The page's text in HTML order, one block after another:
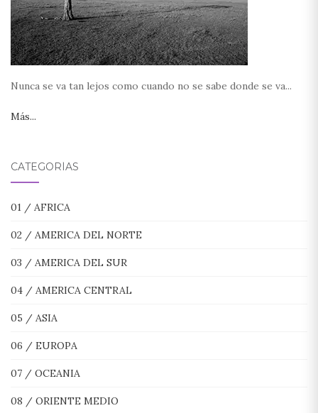
Nunca se va tan lejos como cuando no se sabe donde se va...
Más...
CATEGORÍAS
01 / AFRICA
02 / AMERICA DEL NORTE
03 / AMERICA DEL SUR
04 / AMERICA CENTRAL
05 / ASIA
06 / EUROPA
07 / OCEANIA
08 / ORIENTE MEDIO